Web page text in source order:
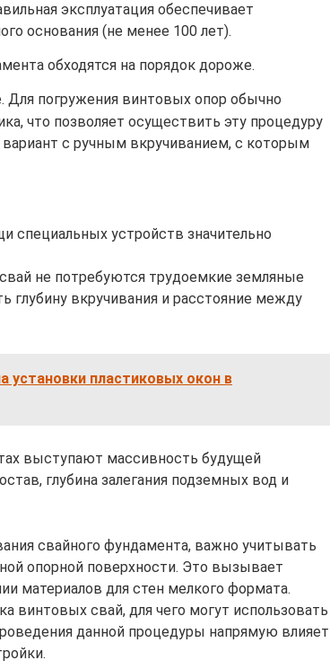
эксплуатация обеспечивает
основания (не менее 100 лет).
обходятся на порядок дороже.
Для погружения винтовых опор обычно
что позволяет осуществить эту процедуру
вариант с ручным вкручиванием, с которым
специальных устройств значительно
не потребуются трудоемкие земляные
глубину вкручивания и расстояние между
установки пластиковых окон в
выступают массивность будущей
глубина залегания подземных вод и
свайного фундамента, важно учитывать
опорной поверхности. Это вызывает
материалов для стен мелкого формата.
свай, для чего могут использовать
данной процедуры напрямую влияет